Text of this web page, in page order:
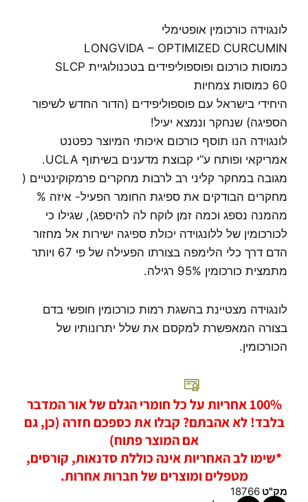
לונגוידה כורכומין אופטימלי
LONGVIDA – OPTIMIZED CURCUMIN
כמוסות כורכום ופוספוליפידים בטכנולוגיית SLCP
60 כמוסות‭ ‬צמחיות
היחידי‭ ‬בישראל‭ ‬עם‭ ‬פוספוליפידים (הדור החדש לשיפור
הספיגה) שנחקר‭ ‬ונמצא‭ ‬יעיל‭!‬
לונגוידה הנו תוסף כורכום איכותי המיוצר כפטנט
אמריקאי ופותח ע”י קבוצת מדענים בשיתוף UCLA.
מגובה במחקר קליני רב לרבות מחקרים פרמקוקינטיים (
מחקרים הבודקים את ספיגת החומר הפעיל- איזה %
מהמנה נספג וכמה זמן לוקח לה להיספג), שגילו כי
לכורכומין של ללונגוידה יכולת ספיגה ישירות אל מחזור
הדם דרך כלי הלימפה בצורתו הפעילה של פי 67 ויותר
מתמצית כורכומין 95% רגילה.
לונגוידה מצטיינת בהשגת רמות כורכומין חופשי בדם
בצורה המאפשרת למקסם את שלל יתרונותיו של
הכורכומין.
100% אחריות על כל חומרי הגלם של אור המדבר
בלבד! לא אהבתם? קבלו את כספכם חזרה (כן, גם
אם המוצר פתוח)
*שימו לב האחריות אינה כוללת סדנאות, קורסים,
מטפלים ומוצרים של חברות אחרות.
מק"ט 18766